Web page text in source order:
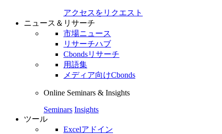
アクセスをリクエスト
ニュース＆リサーチ
市場ニュース
リサーチハブ
Cbondsリサーチ
用語集
メディア向けCbonds
Online Seminars & Insights
Seminars Insights
ツール
Excelアドイン